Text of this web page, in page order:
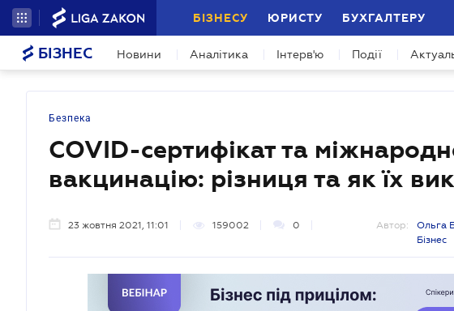
БІЗНЕСУ ЮРИСТУ БУХГАЛТЕРУ
БІЗНЕС Новини Аналітика Інтерв'ю Події
Безпека
COVID-сертифікат та
вакцинацію: різниця та як їх
23 жовтня 2021, 11:01 159002 0 Автор:
Ольга
Бізнес